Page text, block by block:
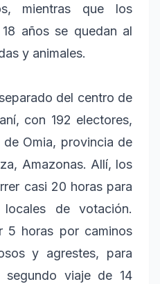
mientras que los
años se quedan al
y animales.
del centro de
con 192 electores,
Omia, provincia de
Amazonas. Allí, los
casi 20 horas para
de votación.
5 horas por caminos
y agrestes, para
segundo viaje de 14